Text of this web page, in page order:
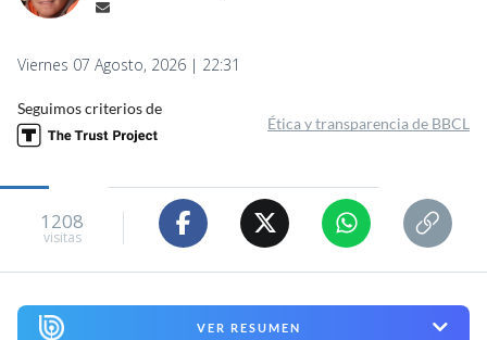
Viernes 07 Agosto, 2026 | 22:31
Seguimos criterios de
Ética y transparencia de BBCL
1208
visitas
VER RESUMEN